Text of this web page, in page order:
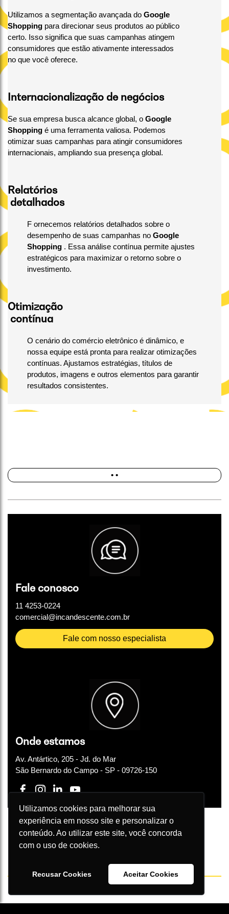
Utilizamos cookies para melhorar sua
experiência em nosso site e personalizar o
conteúdo. Ao utilizar este site, você concorda
com o uso de cookies.
Recusar Cookies Aceitar Cookies
Utilizamos a segmentação avançada do Google
Shopping para direcionar seus produtos ao público
certo. Isso significa que suas campanhas atingem
consumidores que estão ativamente interessados
no que você oferece.
Internacionalização de negócios
Se sua empresa busca alcance global, o Google
Shopping é uma ferramenta valiosa. Podemos
otimizar suas campanhas para atingir consumidores
internacionais, ampliando sua presença global.
Relatórios
detalhados
F ornecemos relatórios detalhados sobre o
desempenho de suas campanhas no Google
Shopping . Essa análise contínua permite ajustes
estratégicos para maximizar o retorno sobre o
investimento.
Otimização
contínua
O cenário do comércio eletrônico é dinâmico, e
nossa equipe está pronta para realizar otimizações
contínuas. Ajustamos estratégias, títulos de
produtos, imagens e outros elementos para garantir
resultados consistentes.
• •
Fale conosco
11 4253-0224
comercial@incandescente.com.br
Fale com nosso especialista
Onde estamos
Av. Antártico, 205 - Jd. do Mar
São Bernardo do Campo - SP - 09726-150